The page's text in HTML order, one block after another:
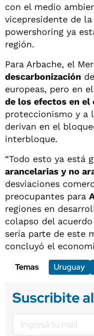
con el medio
vicepresidente de
powershoring ya
región.
Para Arbache, el
descarbonización
europeas, pero en
de los efectos en el
proteccionismo y a
derivan en el
interbloque.
“Todo esto ya está
arancelarias y no
desviaciones
preocupantes para
regiones en
colapso del
sería parte de este
concluyó el
Temas
Uruguay
Suscribite